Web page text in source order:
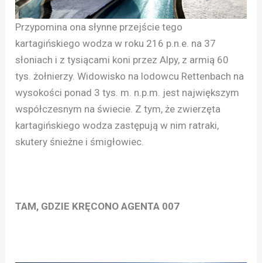
Przypomina ona słynne przejście tego
kartagińskiego wodza w roku 216 p.n.e. na 37
słoniach i z tysiącami koni przez Alpy, z armią 60
tys. żołnierzy. Widowisko na lodowcu Rettenbach na
wysokości ponad 3 tys. m. n.p.m. jest największym
współczesnym na świecie. Z tym, że zwierzęta
kartagińskiego wodza zastępują w nim ratraki,
skutery śnieżne i śmigłowiec.
TAM, GDZIE KRĘCONO AGENTA 007